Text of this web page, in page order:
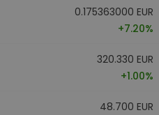
0.175363000 EUR
+7.20%
320.330 EUR
+1.00%
48.700 EUR